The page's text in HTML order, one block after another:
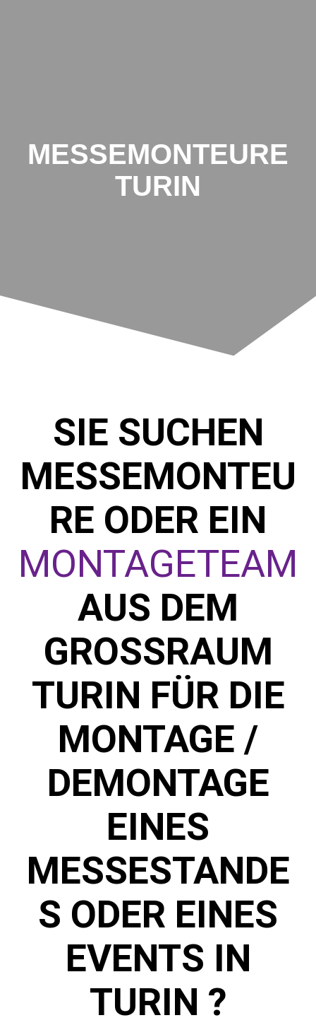
MESSEMONTEURE
TURIN
SIE SUCHEN
MESSEMONTEU
RE ODER EIN
MONTAGETEAM
AUS DEM
GROSSRAUM T
URIN FÜR DIE M
ONTAGE / D
EMONTAGE E
INES M
ESSESTANDES
ODER EINES E
VENTS IN T
URIN ?